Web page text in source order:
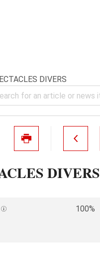
DIVERS
DIVERS
100%